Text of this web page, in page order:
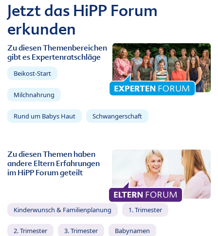
Jetzt das HiPP Forum
erkunden
Zu diesen Themenbereichen
gibt es Expertenratschläge
Beikost-Start
Milchnahrung
Rund um Babys Haut Schwangerschaft
Zu diesen Themen haben
andere Eltern Erfahrungen
im HiPP Forum geteilt
Kinderwunsch & Familienplanung 1. Trimester
2. Trimester 3. Trimester Babynamen